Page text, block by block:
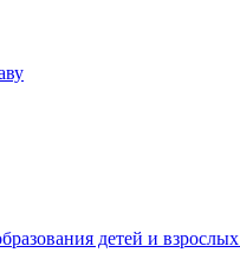
детей и взрослых